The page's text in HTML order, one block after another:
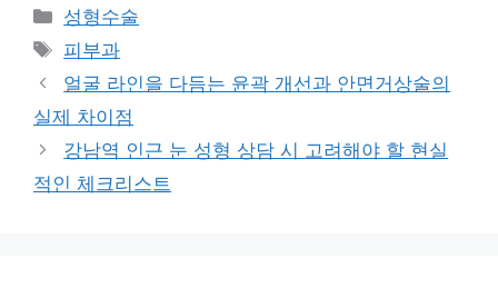
카
테
리
성형수술
태
그
피부과
얼굴 라인을 다듬는 윤곽 개선과 안면거상술의
실제 차이점
강남역 인근 눈 성형 상담 시 고려해야 할 현실
적인 체크리스트